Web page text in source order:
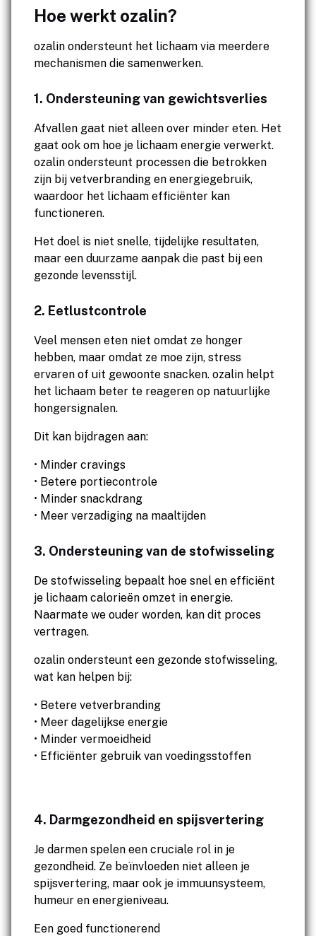
Hoe werkt ozalin?
ozalin ondersteunt het lichaam via meerdere
mechanismen die samenwerken.
1. Ondersteuning van gewichtsverlies
Afvallen gaat niet alleen over minder eten. Het
gaat ook om hoe je lichaam energie verwerkt.
ozalin ondersteunt processen die betrokken
zijn bij vetverbranding en energiegebruik,
waardoor het lichaam efficiënter kan
functioneren.
Het doel is niet snelle, tijdelijke resultaten,
maar een duurzame aanpak die past bij een
gezonde levensstijl.
2. Eetlustcontrole
Veel mensen eten niet omdat ze honger
hebben, maar omdat ze moe zijn, stress
ervaren of uit gewoonte snacken. ozalin helpt
het lichaam beter te reageren op natuurlijke
hongersignalen.
Dit kan bijdragen aan:
• Minder cravings
• Betere portiecontrole
• Minder snackdrang
• Meer verzadiging na maaltijden
3. Ondersteuning van de stofwisseling
De stofwisseling bepaalt hoe snel en efficiënt
je lichaam calorieën omzet in energie.
Naarmate we ouder worden, kan dit proces
vertragen.
ozalin ondersteunt een gezonde stofwisseling,
wat kan helpen bij:
• Betere vetverbranding
• Meer dagelijkse energie
• Minder vermoeidheid
• Efficiënter gebruik van voedingsstoffen
4. Darmgezondheid en spijsvertering
Je darmen spelen een cruciale rol in je
gezondheid. Ze beïnvloeden niet alleen je
spijsvertering, maar ook je immuunsysteem,
humeur en energieniveau.
Een goed functionerend